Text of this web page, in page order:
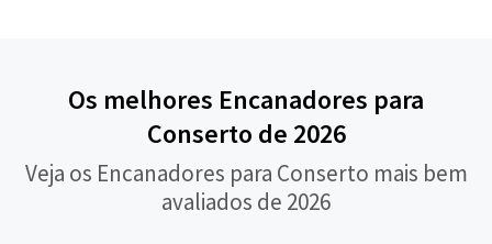
Os melhores Encanadores para
Conserto de 2026
Veja os Encanadores para Conserto mais bem
avaliados de 2026